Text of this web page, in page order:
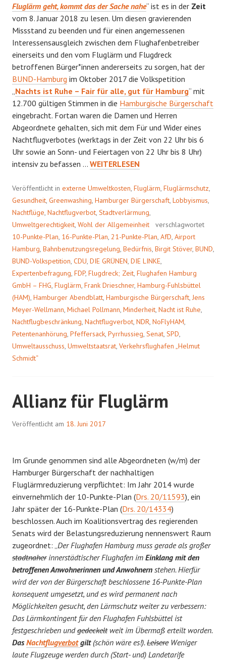
Fluglärm geht, kommt das der Sache nahe“ ist es in der Zeit
vom 8. Januar 2018 zu lesen. Um diesen gravierenden
Missstand zu beenden und für einen angemessenen
Interessensausgleich zwischen dem Flughafenbetreiber
einerseits und den vom Fluglärm und Flugdreck
betroffenen Bürger*innen andererseits zu sorgen, hat der
BUND-Hamburg im Oktober 2017 die Volkspetition
Nachts ist Ruhe – Fair für alle, gut für Hamburg“ mit
12.700 gültigen Stimmen in die Hamburgische Bürgerschaft
eingebracht. Fortan waren die Damen und Herren
Abgeordnete gehalten, sich mit dem Für und Wider eines
Nachtflugverbotes (werktags in der Zeit von 22 Uhr bis 6
Uhr sowie an Sonn- und Feiertagen von 22 Uhr bis 8 Uhr)
intensiv zu befassen … FADER
WEITERLESEN
Veröffentlicht in externe Umweltkosten Fluglärm Fluglärmschutz
Gesundheit Greenwashing Hamburger Bürgerschaft Lobbyismus
Nachtflüge Nachtflugverbot Stadtverlärmung
Umweltgerechtigkeit Wohl der Allgemeinheit
verschlagwortet
10-Punkte-Plan 16-Punkte-Plan 21-Punkte-Plan AfD Airport
Hamburg Bahnbenutzungsregelung Bedürfnis Birgit Stöver, BUND
BUND-Volkspetition CDU DIE GRÜNEN DIE LINKE
Expertenbefragung FDP, Flugdreck; Zeit Flughafen Hamburg
GmbH – FHG Fluglärm Frank Drieschner, Hamburg-Fuhlsbüttel
(HAM) Hamburger Abendblatt Hamburgische Bürgerschaft Jens
Meyer-Wellmann Michael Pollmann Minderheit Nacht ist Ruhe
Nachtflugbeschränkung Nachtflugverbot NDR NoFlyHAM
Petentenanhörung Pfeffersack Pyrrhussieg Senat SPD
Umweltausschuss Umweltstaatsrat Verkehrsflughafen „Helmut
Schmidt“
Allianz für Fluglärm
Veröffentlicht am 18. Juni 2017
Im Grunde genommen sind alle Abgeordneten (w/m) der
Hamburger Bürgerschaft der nachhaltigen
Fluglärmreduzierung verpflichtet: Im Jahr 2014 wurde
einvernehmlich der 10-Punkte-Plan (Drs. 20/11593), ein
Jahr später der 16-Punkte-Plan (Drs. 20/14334)
beschlossen. Auch im Koalitionsvertrag des regierenden
Senats wird der Belastungsreduzierung nennenswert Raum
zugeordnet: „ Der Flughafen Hamburg muss gerade als großer
stadtnaherinnerstädtischer Flughafen im Einklang mit den
betroffenen Anwohnerinnen und Anwohnern stehen. Hierfür
wird der von der Bürgerschaft beschlossene 16-Punkte-Plan
konsequent umgesetzt, und es wird permanent nach
Möglichkeiten gesucht, den Lärmschutz weiter zu verbessern:
Das Lärmkontingent für den Flughafen Fuhlsbüttel ist
festgeschrieben undgedeckeltweit im Übermaß erteilt worden.
DasNachtflugverbot gilt(schön wäre es!).LeisereWeniger
laute Flugzeuge werden durch (Start- und) Landetarife